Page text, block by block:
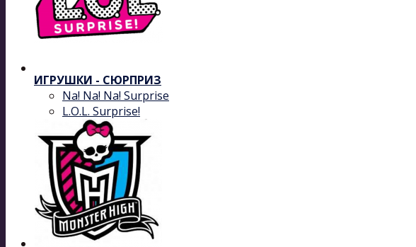
ИГРУШКИ - СЮРПРИЗ
Na! Na! Na! Surprise
L.O.L. Surprise!